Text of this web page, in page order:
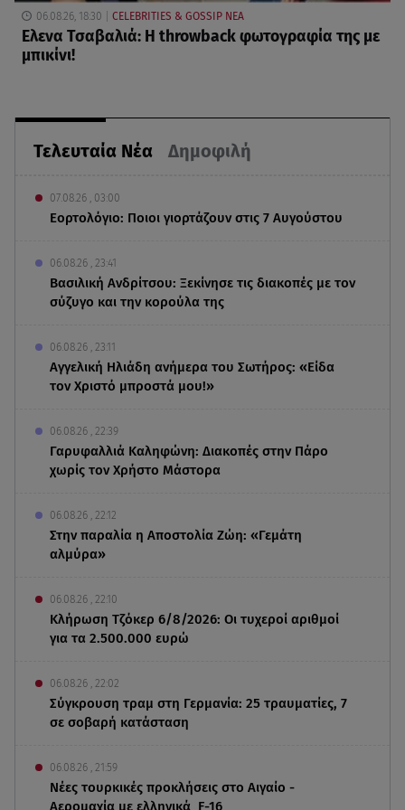
Τελευταία Νέα Δημοφιλή
07.08.26 , 03:00
Εορτολόγιο: Ποιοι γιορτάζουν στις 7 Αυγούστου
06.08.26 , 23:41
Βασιλική Ανδρίτσου: Ξεκίνησε τις διακοπές με τον
σύζυγο και την κορούλα της
06.08.26 , 23:11
Αγγελική Ηλιάδη ανήμερα του Σωτήρος: «Είδα
τον Χριστό μπροστά μου!»
06.08.26 , 22:39
Γαρυφαλλιά Καληφώνη: Διακοπές στην Πάρο
χωρίς τον Χρήστο Μάστορα
06.08.26 , 22:12
Στην παραλία η Αποστολία Ζώη: «Γεμάτη
αλμύρα»
06.08.26 , 22:10
Κλήρωση Τζόκερ 6/8/2026: Οι τυχεροί αριθμοί
για τα 2.500.000 ευρώ
06.08.26 , 22:02
Σύγκρουση τραμ στη Γερμανία: 25 τραυματίες, 7
σε σοβαρή κατάσταση
06.08.26 , 21:59
Νέες τουρκικές προκλήσεις στο Αιγαίο -
Αερομαχία με ελληνικά F-16
06.08.26, 18:30 CELEBRITIES & GOSSIP ΝΕΑ
Ελενα Τσαβαλιά: Η throwback φωτογραφία της με
μπικίνι!